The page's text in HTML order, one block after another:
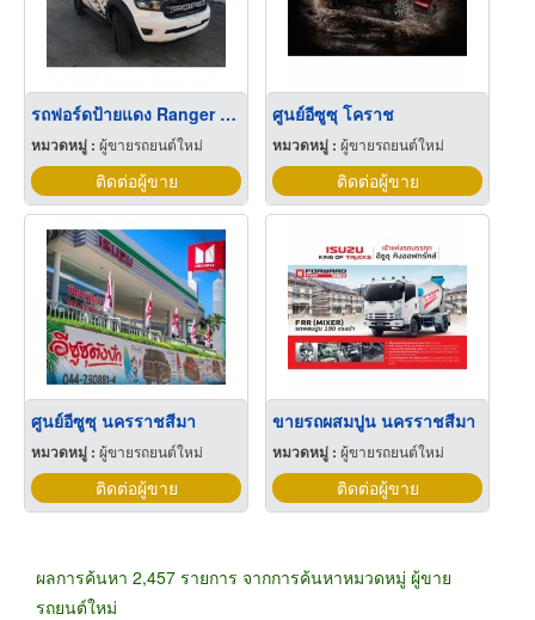
รถฟอร์ดป้ายแดง Ranger XL 4ประตูยกสูง
หมวดหมู่ : ผู้ขายรถยนต์ใหม่
ติดต่อผู้ขาย
ศูนย์อีซูซุ โคราช
หมวดหมู่ :ผู้ขายรถยนต์ใหม่
ติดต่อผู้ขาย
ศูนย์อีซูซุ นครราชสีมา
หมวดหมู่ : ผู้ขายรถยนต์ใหม่
ติดต่อผู้ขาย
ขายรถผสมปูน นครราชสีมา
หมวดหมู่ :ผู้ขายรถยนต์ใหม่
ติดต่อผู้ขาย
ผลการค้นหา 2,457 รายการ จากการค้นหาหมวดหมู่ ผู้ขาย
รถยนต์ใหม่